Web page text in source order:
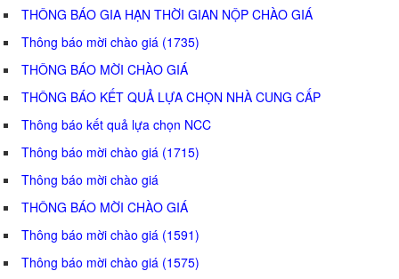
THÔNG BÁO GIA HẠN THỜI GIAN NỘP CHÀO GIÁ
Thông báo mời chào giá (1735)
THÔNG BÁO MỜI CHÀO GIÁ
THÔNG BÁO KẾT QUẢ LỰA CHỌN NHÀ CUNG CẤP
Thông báo kết quả lựa chọn NCC
Thông báo mời chào giá (1715)
Thông báo mời chào giá
THÔNG BÁO MỜI CHÀO GIÁ
Thông báo mời chào giá (1591)
Thông báo mời chào giá (1575)